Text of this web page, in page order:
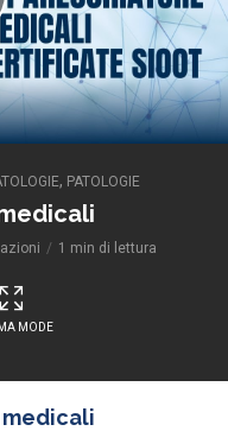
, PATOLOGIE
1 min di lettura
MODE